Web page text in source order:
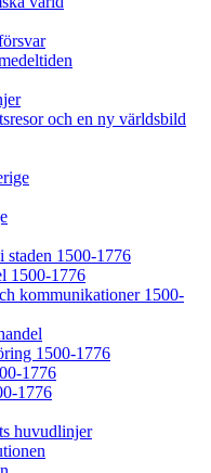
och en ny världsbild
staden 1500-1776
1500-1776
kommunikationer 1500-
1500-1776
1776
1776
huvudlinjer